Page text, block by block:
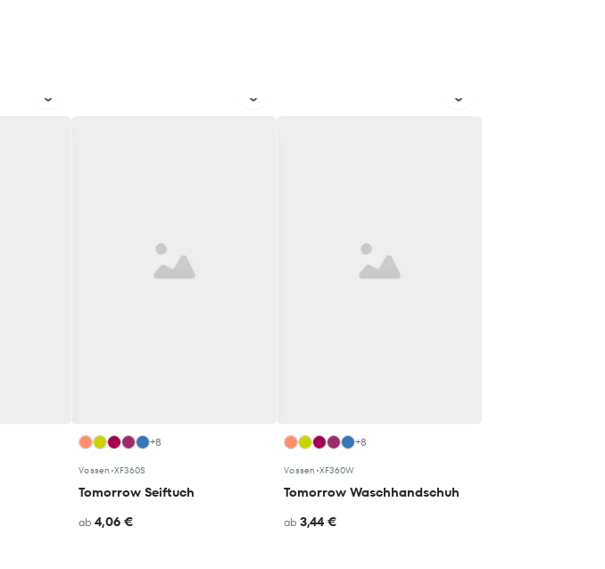
+8
Vossen •XF360S
Tomorrow Seiftuch
ab 4,06 €
+8
Vossen •XF360W
Tomorrow Waschhandschuh
ab 3,44 €